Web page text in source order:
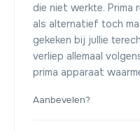
die niet werkte. Prima
als alternatief toch
gekeken bij jullie
verliep allemaal
prima apparaat
Aanbevelen?